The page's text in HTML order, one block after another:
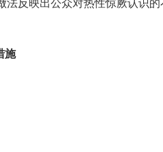
法反映出公众对热性惊厥认识
施